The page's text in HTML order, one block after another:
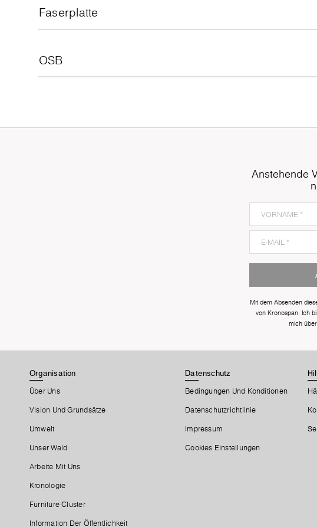
Faserplatte
OSB
Anstehende
Mit dem Absenden
von Kronospan. Ich
mich
Organisation
Über Uns
Vision Und Grundsätze
Umwelt
Unser Wald
Arbeite Mit Uns
Kronologie
Furniture Cluster
Information Der Öffentlichkeit
Datenschutz
Bedingungen Und Konditionen
Datenschutzrichtlinie
Impressum
Cookies Einstellungen